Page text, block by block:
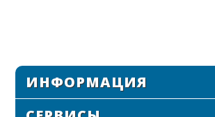
ИНФОРМАЦИЯ